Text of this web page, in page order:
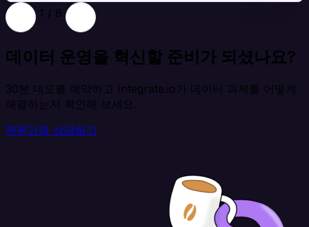
1 / 8
데이터 운영을 혁신할 준비가 되셨나요?
30분 데모를 예약하고 Integrate.io가 데이터 과제를 어떻게
해결하는지 확인해 보세요.
전문가와 상담하기